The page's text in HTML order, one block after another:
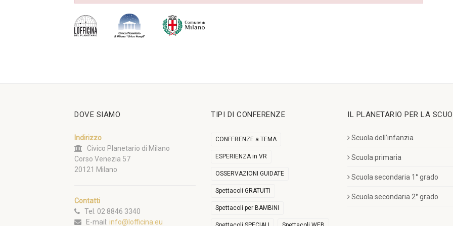
DOVE SIAMO
Indirizzo
Civico Planetario di Milano
Corso Venezia 57
20121 Milano
Contatti
Tel. 02 8846 3340
E-mail: info@lofficina.eu
TIPI DI CONFERENZE
CONFERENZE a TEMA
ESPERIENZA in VR
OSSERVAZIONI GUIDATE
Spettacoli GRATUITI
Spettacoli per BAMBINI
IL PLANETARIO PER LA
Scuola dell’infanzia
Scuola primaria
Scuola secondaria 1° grado
Scuola secondaria 2° grado